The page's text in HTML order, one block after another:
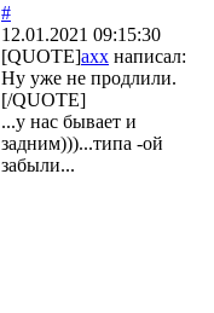
#
12.01.2021 09:15:30
[QUOTE]axx написал:
Ну уже не продлили.
[/QUOTE]
...у нас бывает и
задним)))...типа -ой
забыли...